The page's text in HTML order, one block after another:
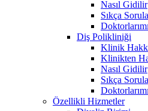
Nasıl Gidilir
Sıkça
Diş Polikliniği
Klinik
Klinikten
Nasıl Gidilir
Sıkça
Özellikli Hizmetler